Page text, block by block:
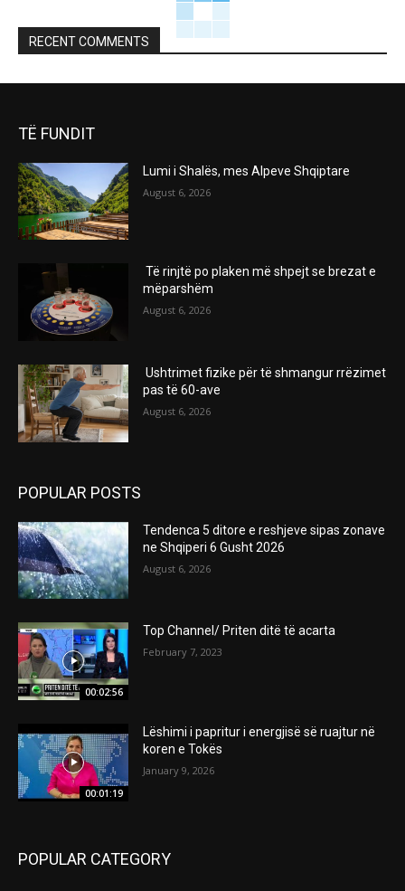
RECENT COMMENTS
TË FUNDIT
Lumi i Shalës, mes Alpeve Shqiptare
August 6, 2026
Të rinjtë po plaken më shpejt se brezat e
mëparshëm
August 6, 2026
Ushtrimet fizike për të shmangur rrëzimet
pas të 60-ave
August 6, 2026
POPULAR POSTS
Tendenca 5 ditore e reshjeve sipas zonave
ne Shqiperi 6 Gusht 2026
August 6, 2026
00:02:56
Top Channel/ Priten ditë të acarta
February 7, 2023
00:01:19
Lëshimi i papritur i energjisë së ruajtur në
koren e Tokës
January 9, 2026
POPULAR CATEGORY